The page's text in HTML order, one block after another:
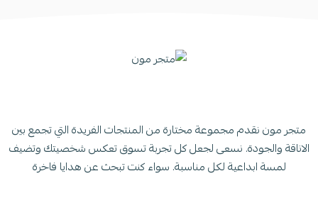
متجر مون نقدم مجموعة مختارة من المنتجات الفريدة التي تجمع بين
الاناقة والجودة. نسعى لجعل كل تجربة تسوق تعكس شخصيتك وتضيف
لمسة ابداعية لكل مناسبة. سواء كنت تبحث عن هدايا فاخرة